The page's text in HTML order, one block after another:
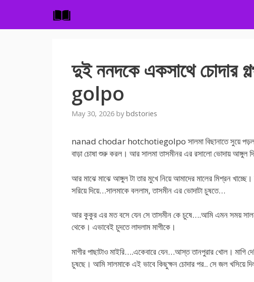
content
দুই ননদকে একসাথে
golpo
May 30, 2026 by bdstories
nanad chodar hotchotiegolpo সালমা বিছানাতে সুয়ে পড়ল,
বাড়া চোষা শুরু করল। আর সালমা তাসমীনর এর রসালো ভোদায় আঙ্গুল
আর মাঝে মাঝে আঙ্গুল টা তার মুখে নিয়ে আমাদের মালের মিশ্রন
সরিয়ে দিয়ে…সালমাকে বললাম, তাসমীন এর ভোদাটা চুষতে…
আর কুকুর এর মত বসে যেন সে তাসমীন কে চুষে….আমি এমন সময়
থেকে। এভাবেই চুদতে লাদলাম মাগীকে।
মাগীর পাছাটাও মাইরি….একেবারে যেন…আস্ত তানপুরার খোল।
চুষছে। আমি সালমাকে এই ভাবে কিছুক্ষন চোদার পর.. সে জল খসিয়ে